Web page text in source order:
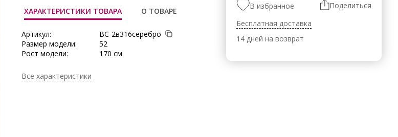
ХАРАКТЕРИСТИКИ ТОВАРА О ТОВАРЕ
Артикул:
ВС-2в316серебро
Размер модели:
52
Рост модели:
170 см
Тип ткани:
Все характеристики
В избранное
Поделиться
Бесплатная доставка
14 дней на возврат